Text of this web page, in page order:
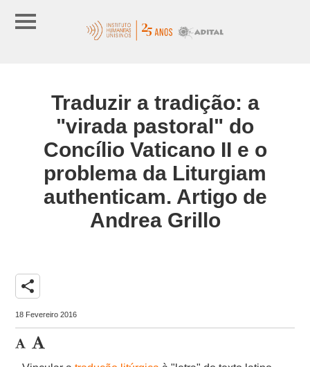
Traduzir a tradição: a
"virada pastoral" do
Concílio Vaticano II e o
problema da Liturgiam
authenticam. Artigo de
Andrea Grillo
share
18 Fevereiro 2016